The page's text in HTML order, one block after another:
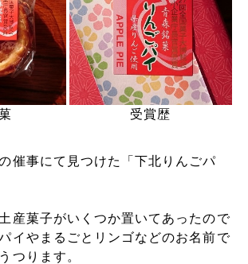
受賞歴
催事にて見つけた「下北りんごパ
産菓子がいくつか置いてあったので
イやまるごとリンゴなどのお名前で
つります。